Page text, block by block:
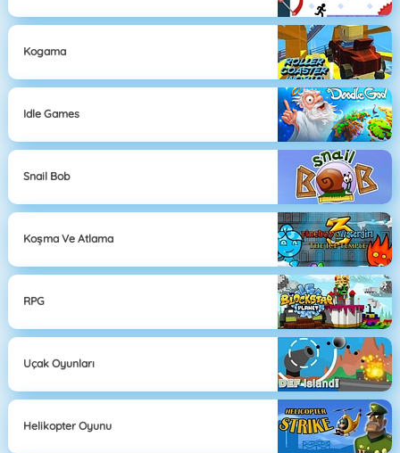
Kogama
Idle Games
Snail Bob
Koşma Ve Atlama
RPG
Uçak Oyunları
Helikopter Oyunu